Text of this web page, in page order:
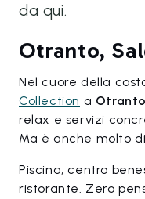
da qui.
Otranto,
Nel cuore della
Collection a Otranto
relax e servizi
Ma è anche molto
Piscina, centro
ristorante. Zero